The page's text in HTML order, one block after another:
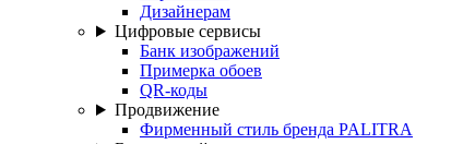
Дизайнерам
Цифровые сервисы
Банк изображений
Примерка обоев
QR-коды
Продвижение
Фирменный стиль бренда PALITRA